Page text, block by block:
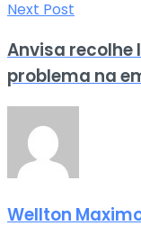
Next Post
Anvisa recolhe
problema na
Wellton